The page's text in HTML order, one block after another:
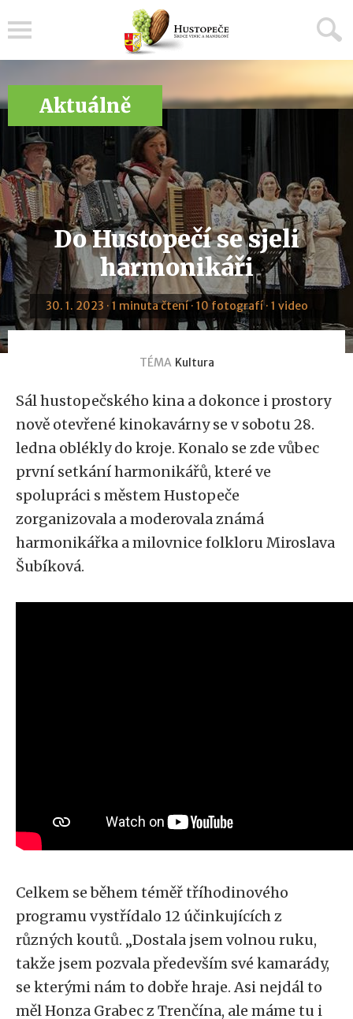
Aktuálně
Do Hustopečí se sjeli
harmonikáři
30. 1. 2023 · 1 minuta čtení · 10 fotografí · 1 video
TÉMA Kultura
Sál hustopečského kina a dokonce i prostory
nově otevřené kinokavárny se v sobotu 28.
ledna oblékly do kroje. Konalo se zde vůbec
první setkání harmonikářů, které ve
spolupráci s městem Hustopeče
zorganizovala a moderovala známá
harmonikářka a milovnice folkloru Miroslava
Šubíková.
Celkem se během téměř tříhodinového
programu vystřídalo 12 účinkujících z
různých koutů. „Dostala jsem volnou ruku,
takže jsem pozvala především své kamarády,
se kterými nám to dobře hraje. Asi nejdál to
měl Honza Grabec z Trenčína, ale máme tu i